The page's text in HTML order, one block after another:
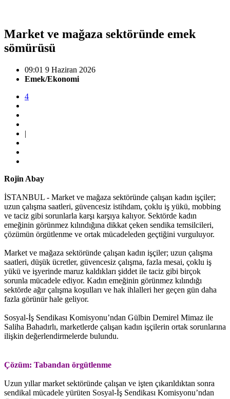
Market ve mağaza sektöründe emek
sömürüsü
09:01 9 Haziran 2026
Emek/Ekonomi
4
|
Rojin Abay
İSTANBUL - Market ve mağaza sektöründe çalışan kadın işçiler;
uzun çalışma saatleri, güvencesiz istihdam, çoklu iş yükü, mobbing
ve taciz gibi sorunlarla karşı karşıya kalıyor. Sektörde kadın
emeğinin görünmez kılındığına dikkat çeken sendika temsilcileri,
çözümün örgütlenme ve ortak mücadeleden geçtiğini vurguluyor.
Market ve mağaza sektöründe çalışan kadın işçiler; uzun çalışma
saatleri, düşük ücretler, güvencesiz çalışma, fazla mesai, çoklu iş
yükü ve işyerinde maruz kaldıkları şiddet ile taciz gibi birçok
sorunla mücadele ediyor. Kadın emeğinin görünmez kılındığı
sektörde ağır çalışma koşulları ve hak ihlalleri her geçen gün daha
fazla görünür hale geliyor.
Sosyal-İş Sendikası Komisyonu’ndan Gülbin Demirel Mimaz ile
Saliha Bahadırlı, marketlerde çalışan kadın işçilerin ortak sorunlarına
ilişkin değerlendirmelerde bulundu.
Çözüm: Tabandan örgütlenme
Uzun yıllar market sektöründe çalışan ve işten çıkarıldıktan sonra
sendikal mücadele yürüten Sosyal-İş Sendikası Komisyonu’ndan